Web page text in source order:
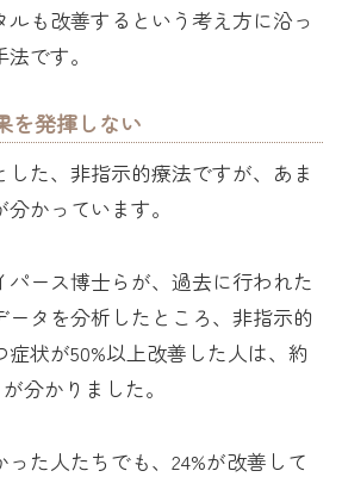
も改善するという考え方に沿っ
です。
を発揮しない
した、非指示的療法ですが、あま
かっています。
ース博士らが、過去に行われた
タを分析したところ、非指示的
状が50%以上改善した人は、約
分かりました。
た人たちでも、24%が改善して